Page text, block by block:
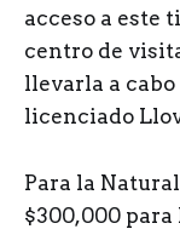
acceso a este
centro de
llevarla a
licenciado
Para la
$300,000